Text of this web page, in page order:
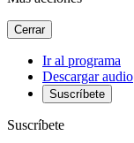
Cerrar
Ir al programa
Descargar audio
Suscríbete
Suscríbete